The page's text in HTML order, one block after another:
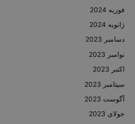
فوریه 2024
ژانویه 2024
دسامبر 2023
نوامبر 2023
اکتبر 2023
سپتامبر 2023
آگوست 2023
جولای 2023